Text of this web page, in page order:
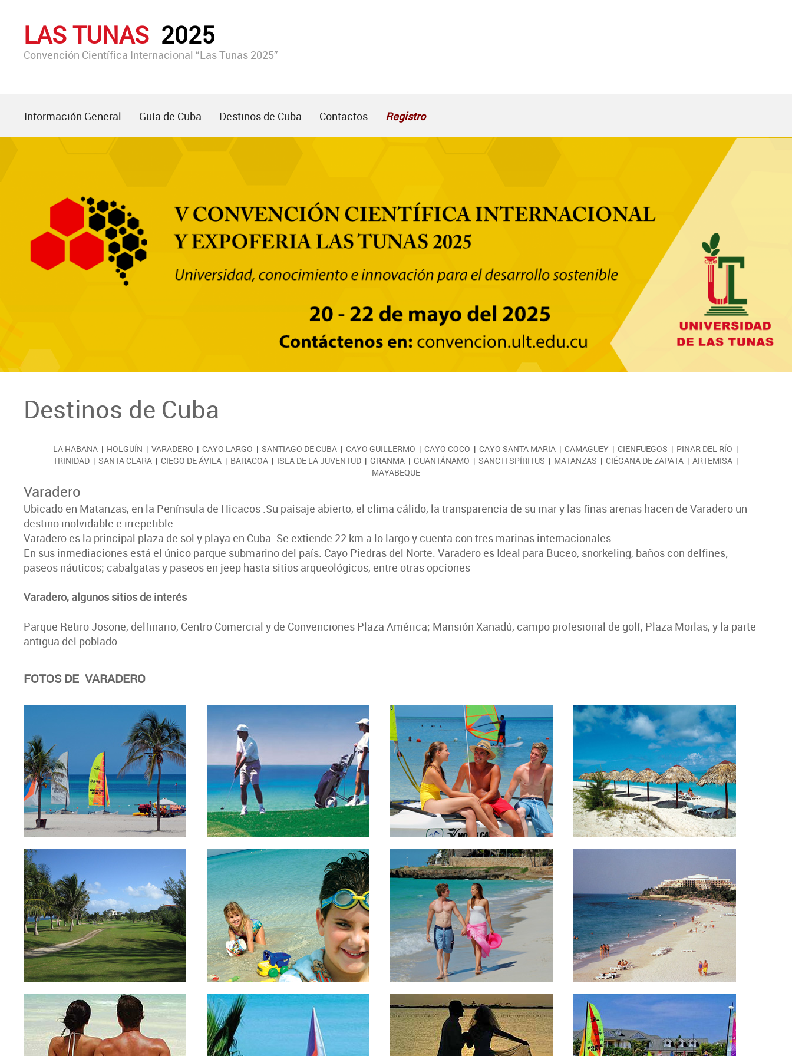
LAS TUNAS 2025
Convención Científica Internacional “Las Tunas 2025”
Información General Guía de Cuba Destinos de Cuba Contactos Registro
Destinos de Cuba
LA HABANA| HOLGUÍN | VARADERO | CAYO LARGO | SANTIAGO DE CUBA| CAYO GUILLERMO | CAYO COCO | CAYO SANTA MARIA| CAMAGÜEY| CIENFUEGOS | PINAR DEL RÍO |
TRINIDAD| SANTA CLARA| CIEGO DE ÁVILA| BARACOA| ISLA DE LA JUVENTUD| GRANMA| GUANTÁNAMO | SANCTI SPÍRITUS | MATANZAS | CIÉGANA DE ZAPATA| ARTEMISA|
MAYABEQUE
Varadero
Ubicado en Matanzas, en la Península de Hicacos .Su paisaje abierto, el clima cálido, la transparencia de su mar y las finas arenas hacen de Varadero un
destino inolvidable e irrepetible.
Varadero es la principal plaza de sol y playa en Cuba. Se extiende 22 km a lo largo y cuenta con tres marinas internacionales.
En sus inmediaciones está el único parque submarino del país: Cayo Piedras del Norte. Varadero es Ideal para Buceo, snorkeling, baños con delfines;
paseos náuticos; cabalgatas y paseos en jeep hasta sitios arqueológicos, entre otras opciones
Varadero, algunos sitios de interés
Parque Retiro Josone, delfinario, Centro Comercial y de Convenciones Plaza América; Mansión Xanadú, campo profesional de golf, Plaza Morlas, y la parte
antigua del poblado
FOTOS DE VARADERO